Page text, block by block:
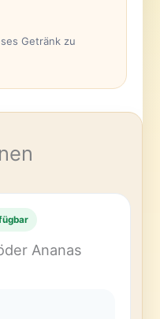
Getränk zu
Ananas